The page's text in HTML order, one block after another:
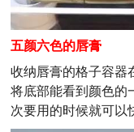
五颜六色的唇膏
收纳唇膏的格子容器
将底部能看到颜色的
次要用的时候就可以